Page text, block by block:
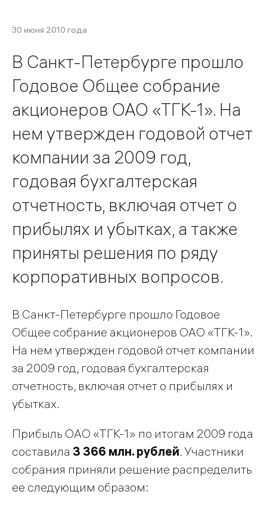
30 июня 2010 года
В Санкт-Петербурге прошло
Годовое Общее собрание
акционеров ОАО «ТГК-1». На
нем утвержден годовой отчет
компании за 2009 год,
годовая бухгалтерская
отчетность, включая отчет о
прибылях и убытках, а также
приняты решения по ряду
корпоративных вопросов.
В Санкт-Петербурге прошло Годовое
Общее собрание акционеров ОАО «ТГК-1».
На нем утвержден годовой отчет компании
за 2009 год, годовая бухгалтерская
отчетность, включая отчет о прибылях и
убытках.
Прибыль ОАО «ТГК-1» по итогам 2009 года
составила 3 366 млн. рублей. Участники
собрания приняли решение распределить
ее следующим образом: